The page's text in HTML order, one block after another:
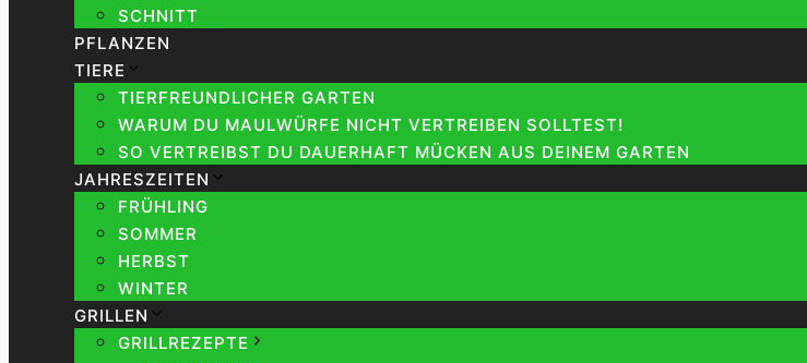
SCHNITT
PFLANZEN
TIERE
TIERFREUNDLICHER GARTEN
WARUM DU MAULWÜRFE NICHT VERTREIBEN SOLLTEST!
SO VERTREIBST DU DAUERHAFT MÜCKEN AUS DEINEM GARTEN
JAHRESZEITEN
FRÜHLING
SOMMER
HERBST
WINTER
GRILLEN
GRILLREZEPTE